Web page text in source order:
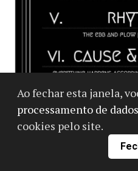
Os 7
Ao fechar esta janela,
processamento de
cookies pelo site.